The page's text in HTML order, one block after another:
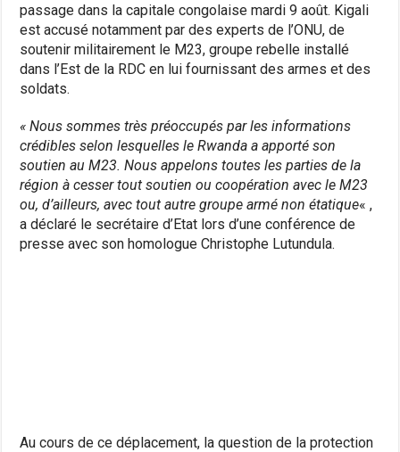
passage dans la capitale congolaise mardi 9 août. Kigali
est accusé notamment par des experts de l’ONU, de
soutenir militairement le M23, groupe rebelle installé
dans l’Est de la RDC en lui fournissant des armes et des
soldats.
« Nous sommes très préoccupés par les informations
crédibles selon lesquelles le Rwanda a apporté son
soutien au M23. Nous appelons toutes les parties de la
région à cesser tout soutien ou coopération avec le M23
ou, d’ailleurs, avec tout autre groupe armé non étatique« ,
a déclaré le secrétaire d’Etat lors d’une conférence de
presse avec son homologue Christophe Lutundula.
Au cours de ce déplacement, la question de la protection